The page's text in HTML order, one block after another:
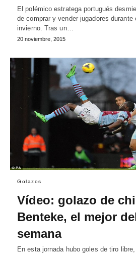
El polémico estratega portugués
de comprar y vender jugadores durante
invierno. Tras un…
20 noviembre, 2015
Golazos
Vídeo: golazo de
Benteke, el mejor
semana
En esta jornada hubo goles de tiro